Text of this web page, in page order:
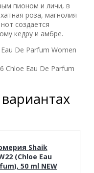
пионом и личи, в
роза, магнолия
создается
кедру и амбре.
De Parfum Women
Chloe Eau De Parfum
Shaik
(Chloe Eau
50 ml NEW